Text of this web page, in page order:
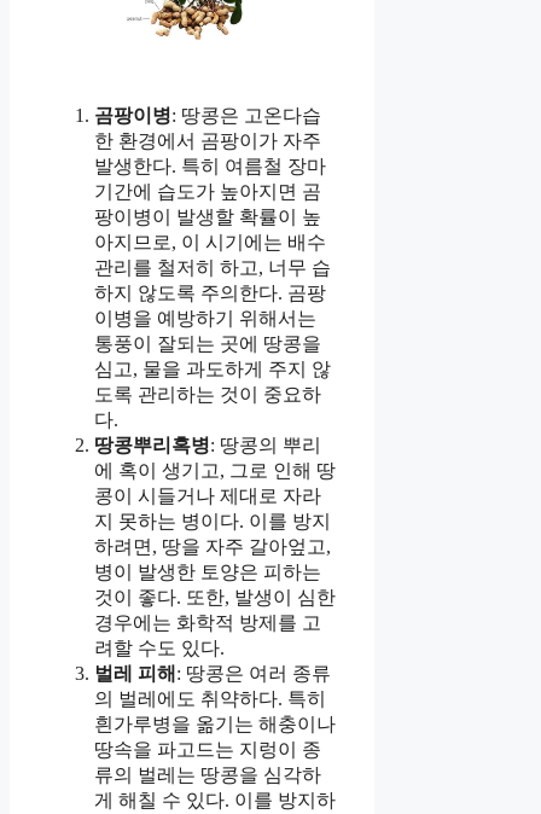
곰팡이병: 땅콩은 고온다습
한 환경에서 곰팡이가 자주
발생한다. 특히 여름철 장마
기간에 습도가 높아지면 곰
팡이병이 발생할 확률이 높
아지므로, 이 시기에는 배수
관리를 철저히 하고, 너무 습
하지 않도록 주의한다. 곰팡
이병을 예방하기 위해서는
통풍이 잘되는 곳에 땅콩을
심고, 물을 과도하게 주지 않
도록 관리하는 것이 중요하
다.
땅콩뿌리혹병: 땅콩의 뿌리
에 혹이 생기고, 그로 인해 땅
콩이 시들거나 제대로 자라
지 못하는 병이다. 이를 방지
하려면, 땅을 자주 갈아엎고,
병이 발생한 토양은 피하는
것이 좋다. 또한, 발생이 심한
경우에는 화학적 방제를 고
려할 수도 있다.
벌레 피해 : 땅콩은 여러 종류
의 벌레에도 취약하다. 특히
흰가루병을 옮기는 해충이나
땅속을 파고드는 지렁이 종
류의 벌레는 땅콩을 심각하
게 해칠 수 있다. 이를 방지하